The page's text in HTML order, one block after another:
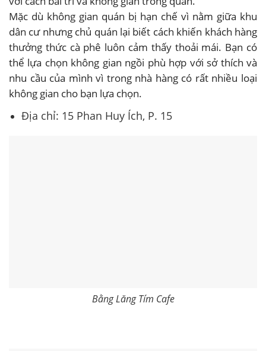
Mặc dù không gian quán bị hạn chế vì nằm giữa khu
dân cư nhưng chủ quán lại biết cách khiến khách hàng
thưởng thức cà phê luôn cảm thấy thoải mái. Bạn có
thể lựa chọn không gian ngồi phù hợp với sở thích và
nhu cầu của mình vì trong nhà hàng có rất nhiều loại
không gian cho bạn lựa chọn.
Địa chỉ: 15 Phan Huy Ích, P. 15
Bằng Lăng Tím Cafe